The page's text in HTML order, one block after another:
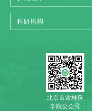
科研机构
北京市农林科
学院公众号